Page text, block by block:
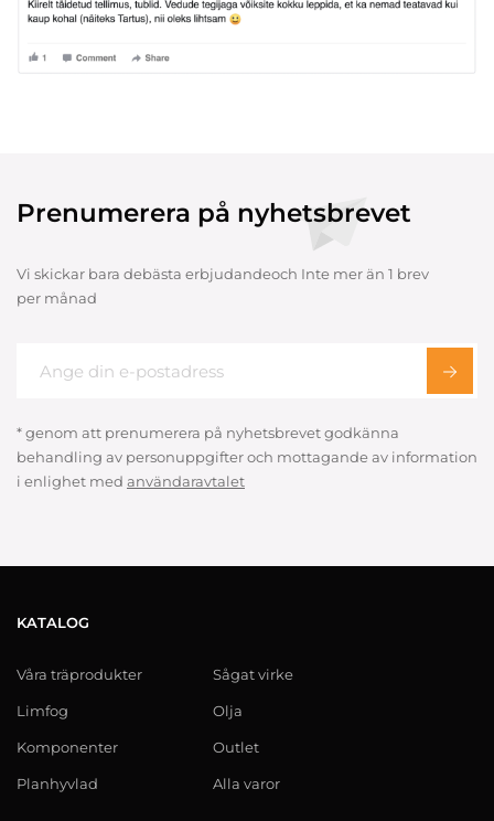
Prenumerera på nyhetsbrevet
Vi skickar bara debästa erbjudandeoch Inte mer än 1 brev
per månad
* genom att prenumerera på nyhetsbrevet godkänna
behandling av personuppgifter och mottagande av information
i enlighet med användaravtalet
KATALOG
Våra träprodukter
Limfog
Komponenter
Planhyvlad
Sågat virke
Olja
Outlet
Alla varor